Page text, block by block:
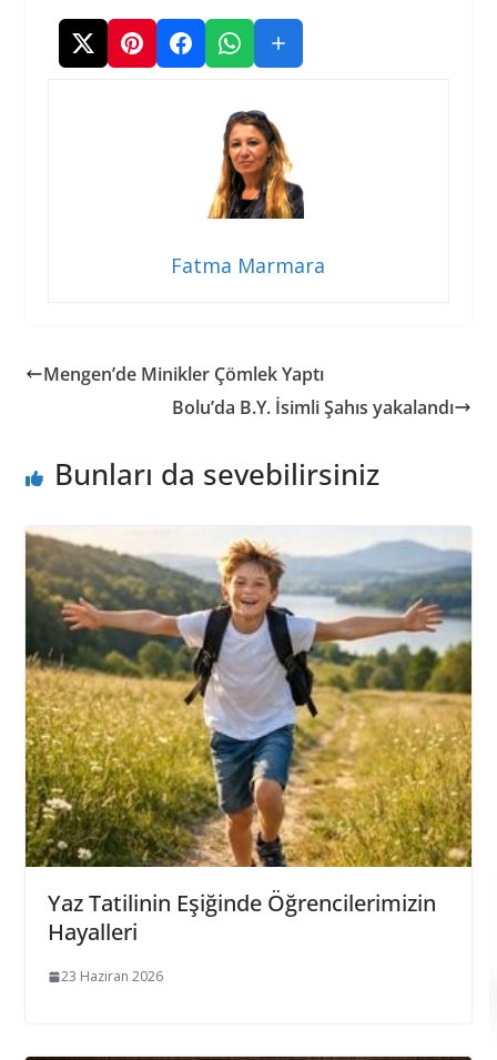
Fatma Marmara
Mengen’de Minikler Çömlek Yaptı
Bolu’da B.Y. İsimli Şahıs yakalandı
Bunları da sevebilirsiniz
Yaz Tatilinin Eşiğinde Öğrencilerimizin
Hayalleri
23 Haziran 2026